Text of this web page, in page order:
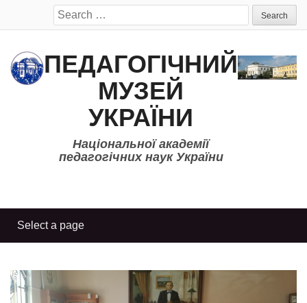
Search
for:
ПЕДАГОГІЧНИЙ
МУЗЕЙ
УКРАЇНИ
Національної академії
педагогічних наук України